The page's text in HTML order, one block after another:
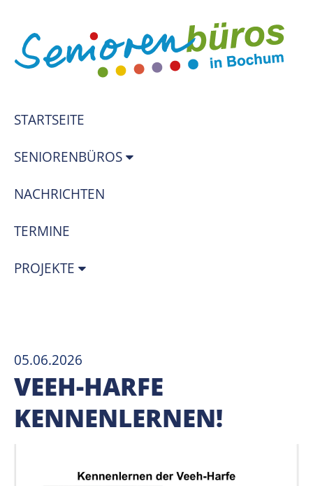
STARTSEITE
SENIORENBÜROS
NACHRICHTEN
TERMINE
PROJEKTE
05.06.2026
VEEH-HARFE
KENNENLERNEN!